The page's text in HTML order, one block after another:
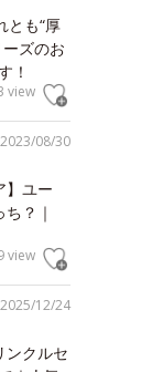
とも“厚
ズのお
！
view
2023/08/30
】ユー
？｜
view
2025/12/24
ンクルセ